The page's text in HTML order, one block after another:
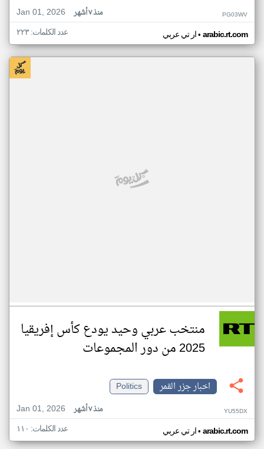
Jan 01, 2026
منذ ٧ أشهر PG03WV
ار تي عربي• arabic.rt.com عدد الكلمات: ٢٢٣
منتخب عربي وحيد يودع كأس إفريقيا
2025 من دور المجموعات
اخبار جزر القمر
Politics
Jan 01, 2026
منذ ٧ أشهر YU55DX
ار تي عربي• arabic.rt.com عدد الكلمات: ١١٠